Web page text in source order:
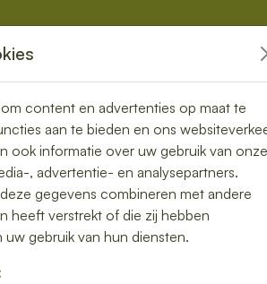
–
content en advertenties op maat te
aan te bieden en ons
ook informatie over uw gebruik van onze
, advertentie- en analysepartners.
gegevens combineren met andere
heeft verstrekt of die zij hebben
uw gebruik van hun diensten.